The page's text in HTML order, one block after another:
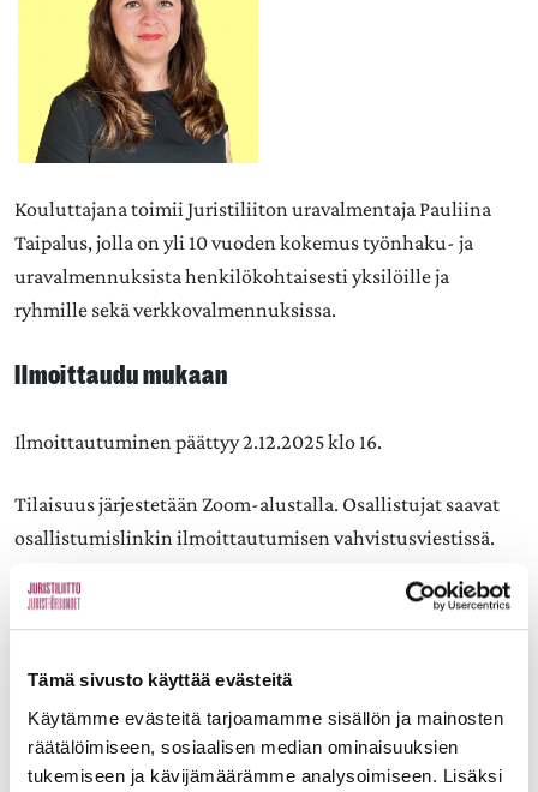
Tämä sivusto käyttää evästeitä
Käytämme evästeitä tarjoamamme sisällön ja mainosten
räätälöimiseen, sosiaalisen median ominaisuuksien
tukemiseen ja kävijämäärämme analysoimiseen. Lisäksi
Kouluttajana toimii Juristiliiton uravalmentaja Pauliina
Taipalus, jolla on yli 10 vuoden kokemus työnhaku- ja
uravalmennuksista henkilökohtaisesti yksilöille ja
ryhmille sekä verkkovalmennuksissa.
Ilmoittaudu mukaan
Ilmoittautuminen päättyy 2.12.2025 klo 16.
Tilaisuus järjestetään Zoom-alustalla. Osallistujat saavat
osallistumislinkin ilmoittautumisen vahvistusviestissä.
käyttöön.
Kouluttajalle voi lähettää ennakkokysymyksiä
mahdollisuus esittää kysymyksiä myös chattikentässä
webinaarin aikana.